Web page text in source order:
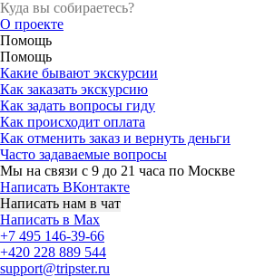
О проекте
Помощь
Помощь
Какие бывают экскурсии
Как заказать экскурсию
Как задать вопросы гиду
Как происходит оплата
Как отменить заказ и вернуть деньги
Часто задаваемые вопросы
Мы на связи с 9 до 21 часа по Москве
Написать ВКонтакте
Написать нам в чат
Написать в Max
+7 495 146-39-66
+420 228 889 544
support@tripster.ru